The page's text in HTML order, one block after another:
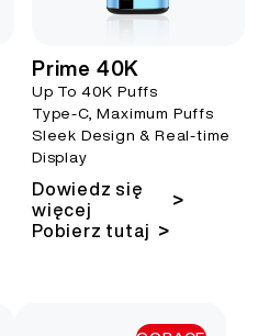
Prime 40K
Up To 40K Puffs
Type-C, Maximum Puffs
Sleek Design & Real-time
Display
Dowiedz się
więcej
>
Pobierz tutaj >